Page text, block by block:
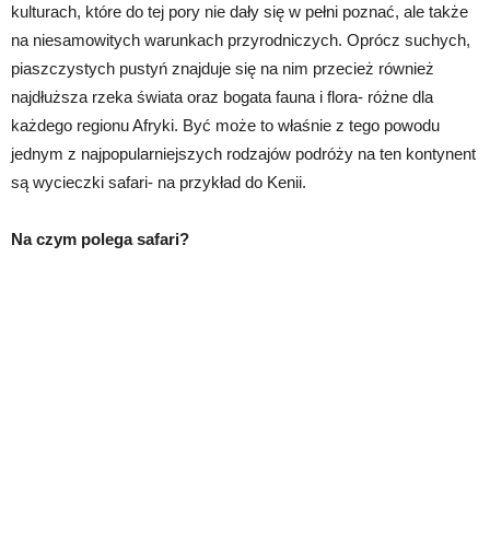
kulturach, które do tej pory nie dały się w pełni poznać, ale także
na niesamowitych warunkach przyrodniczych. Oprócz suchych,
piaszczystych pustyń znajduje się na nim przecież również
najdłuższa rzeka świata oraz bogata fauna i flora- różne dla
każdego regionu Afryki. Być może to właśnie z tego powodu
jednym z najpopularniejszych rodzajów podróży na ten kontynent
są wycieczki safari- na przykład do Kenii.
Na czym polega safari?